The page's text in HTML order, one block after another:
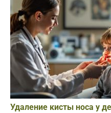
Удаление кисты носа у